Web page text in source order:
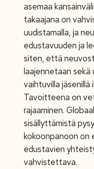
asemaa
takaajana on
uudistamalla, ja
edustavuuden ja
siten, että
laajennetaan sekä
vaihtuvilla jäsenillä
Tavoitteena on
rajaaminen.
sisällyttämistä
kokoonpanoon on
edustavien
vahvistettava.